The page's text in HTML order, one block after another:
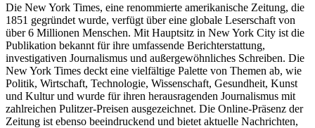
Die New York Times, eine renommierte amerikanische Zeitung, die
1851 gegründet wurde, verfügt über eine globale Leserschaft von
über 6 Millionen Menschen. Mit Hauptsitz in New York City ist die
Publikation bekannt für ihre umfassende Berichterstattung,
investigativen Journalismus und außergewöhnliches Schreiben. Die
New York Times deckt eine vielfältige Palette von Themen ab, wie
Politik, Wirtschaft, Technologie, Wissenschaft, Gesundheit, Kunst
und Kultur und wurde für ihren herausragenden Journalismus mit
zahlreichen Pulitzer-Preisen ausgezeichnet. Die Online-Präsenz der
Zeitung ist ebenso beeindruckend und bietet aktuelle Nachrichten,